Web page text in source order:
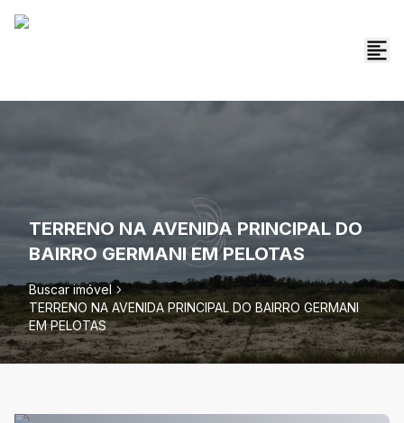
TERRENO NA AVENIDA PRINCIPAL DO
BAIRRO GERMANI EM PELOTAS
Buscar imóvel
TERRENO NA AVENIDA PRINCIPAL DO BAIRRO GERMANI
EM PELOTAS